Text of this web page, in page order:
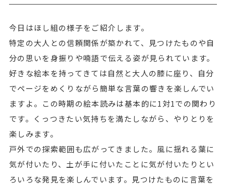
今日はほし組の様子をご紹介します。
特定の大人との信頼関係が築かれて、見つけたものや自
分の思いを身振りや喃語で伝える姿が見られています。
好きな絵本を持ってきては自然と大人の膝に座り、自分
でページをめくりながら簡単な言葉の響きを楽しんでい
ますよ。この時期の絵本読みは基本的に1対1での関わり
です。くっつきたい気持ちを満たしながら、やりとりを
楽しみます。
戸外での探索範囲も広がってきました。風に揺れる葉に
気が付いたり、土が手に付いたことに気が付いたりとい
ろいろな発見を楽しんでいます。見つけたものに言葉を